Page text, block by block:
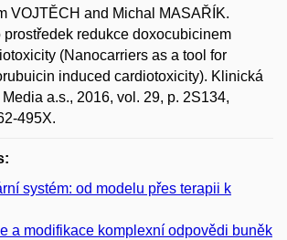
VOJTĚCH and Michal MASAŘÍK.
redukce doxocubicinem
(Nanocarriers as a tool for
induced cardiotoxicity). Klinická
a.s., 2016, vol. 29, p. 2S134,
495X.
systém: od modelu přes terapii k
a modifikace komplexní odpovědi buněk